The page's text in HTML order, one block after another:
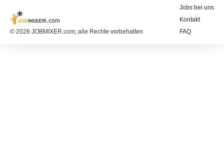
© 2026 JOBMIXER.com, alle Rechte vorbehalten
Jobs bei uns
Kontakt
FAQ